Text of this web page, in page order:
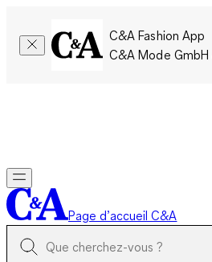
C&A Fashion App
C&A Mode GmbH
Page d’accueil C&A